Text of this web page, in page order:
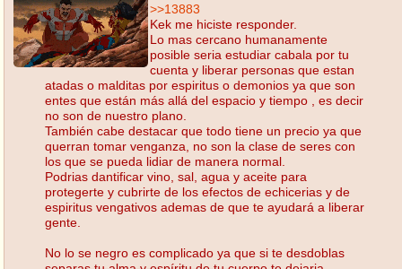
>>13883
Kek me hiciste responder.
Lo mas cercano humanamente
posible seria estudiar cabala por tu
cuenta y liberar personas que estan
atadas o malditas por espiritus o demonios ya que son
entes que están más allá del espacio y tiempo , es decir
no son de nuestro plano.
También cabe destacar que todo tiene un precio ya que
querran tomar venganza, no son la clase de seres con
los que se pueda lidiar de manera normal.
Podrias dantificar vino, sal, agua y aceite para
protegerte y cubrirte de los efectos de echicerias y de
espiritus vengativos ademas de que te ayudará a liberar
gente.
No lo se negro es complicado ya que si te desdoblas